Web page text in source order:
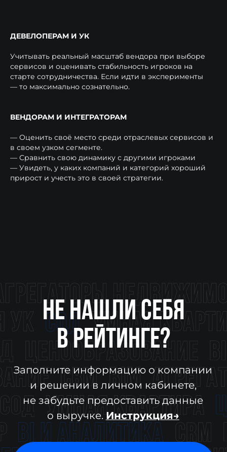
Для включения в рейтинг необходимо заполнить данные в ЛК и указать
актуальные фин показатели за 2025 год. Инструкция →
ДЕВЕЛОПЕРАМ И УК
Учитывать реальный масштаб вендора при выборе
сервисов и оценивать стабильность игроков на
старте сотрудничества. Если идти в эксперименты
— то максимально сознательно.
ВЕНДОРАМ И ИНТЕГРАТОРАМ
— Оценить своё место среди отраслевых сервисов и
в своем узком сегменте.
— Сравнить свою динамику с другими игроками
— Увидеть, у каких компаний и категорий хороший
прирост и учесть это в своей стратегии.
Согласие на осуществление рекламной
Оферта
Согласие на обработку персональных данных
Политика конфиденциальности
© ООО «Цифровые медиаресурсы»,
г. Екатеринбург, ул. Малышева, стр. 53
ПОДПИСАТЬСЯ
ПОДКАСТЫ YOUTUBE
главный эксперт проекта